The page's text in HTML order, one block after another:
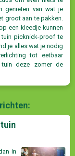
genieten van wat je
groot aan te pakken.
een kleedje kunnen
tuin picknick-proof te
je alles wat je nodig
tot eetbaar
deze zomer de
in